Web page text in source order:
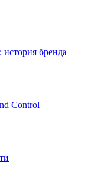
бренда
Control